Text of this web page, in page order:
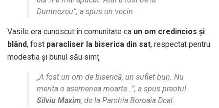
Dumnezeu”, a spus un vecin.
Vasile era cunoscut în comunitate ca un om credincios și
blând, fost paracliser la biserica din sat, respectat pentru
modestia și bunul său simț.
„A fost un om de biserică, un suflet bun. Nu
merita o asemenea moarte…”, a spus preotul
Silviu Maxim, de la Parohia Boroaia Deal.